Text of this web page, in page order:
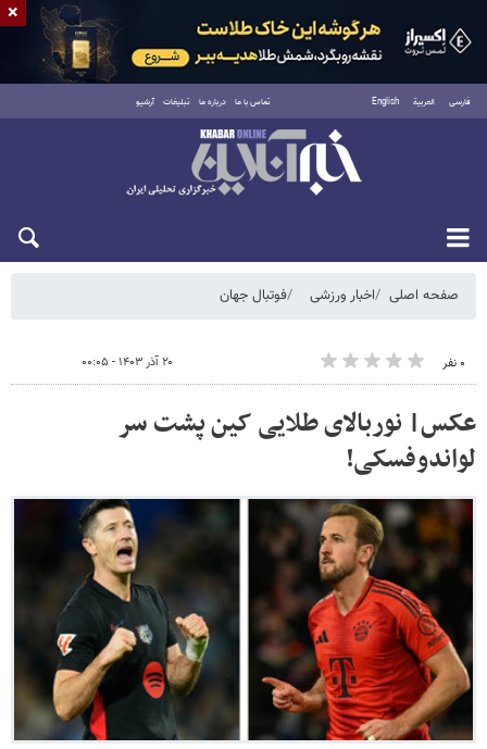
فارسی العربية English تماس با ما درباره ما تبلیغات آرشیو
شنبه ۱۷ مرداد ۱۴۰۵
صفحه اصلی اخبار ورزشی فوتبال جهان
۰ نفر ۲۰ آذر ۱۴۰۳ - ۰۰:۰۵
عکس| نوربالای طلایی کین پشت سر
لواندوفسکی!
×